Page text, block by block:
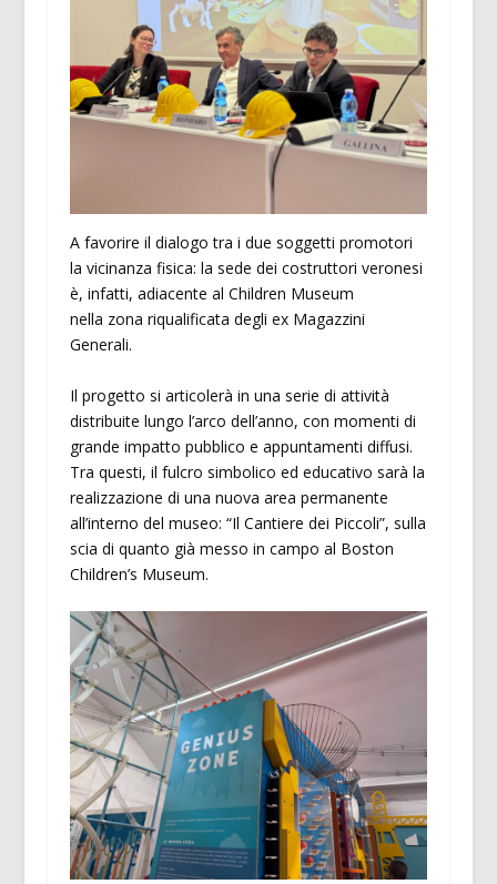
A favorire il dialogo tra i due soggetti promotori
la vicinanza fisica: la sede dei costruttori veronesi
è, infatti, adiacente al Children Museum
nella zona riqualificata degli ex Magazzini
Generali.
Il progetto si articolerà in una serie di attività
distribuite lungo l’arco dell’anno, con momenti di
grande impatto pubblico e appuntamenti diffusi.
Tra questi, il fulcro simbolico ed educativo sarà la
realizzazione di una nuova area permanente
all’interno del museo: “Il Cantiere dei Piccoli”, sulla
scia di quanto già messo in campo al Boston
Children’s Museum.